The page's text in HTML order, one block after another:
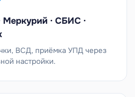
Меркурий · СБИС ·
ВСД, приёмка УПД через
настройки.